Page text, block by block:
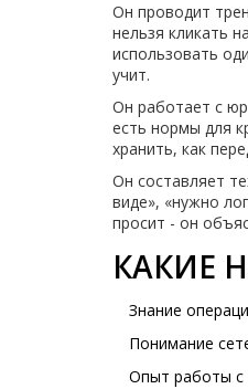
Он проводит
нельзя кликать
использовать
учит.
Он работает с
есть нормы для
хранить, как
Он составляет
виде», «нужно
просит - он
КАКИЕ
Знание
Понимание
Опыт работы с